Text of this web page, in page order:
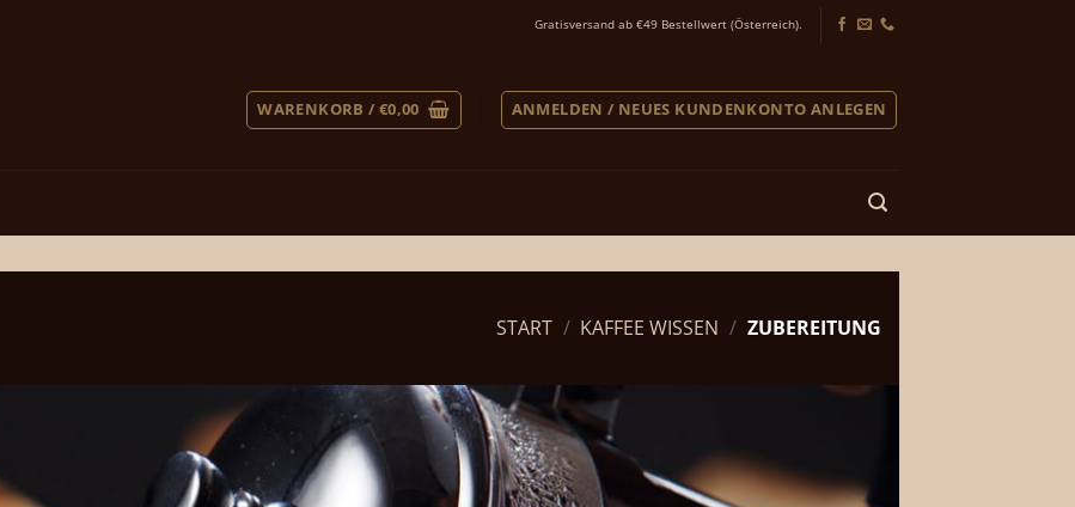
Gratisversand ab €49 Bestellwert (Österreich).
WARENKORB / €0,00 ANMELDEN / NEUES KUNDENKONTO ANLEGEN
START / KAFFEE WISSEN / ZUBEREITUNG